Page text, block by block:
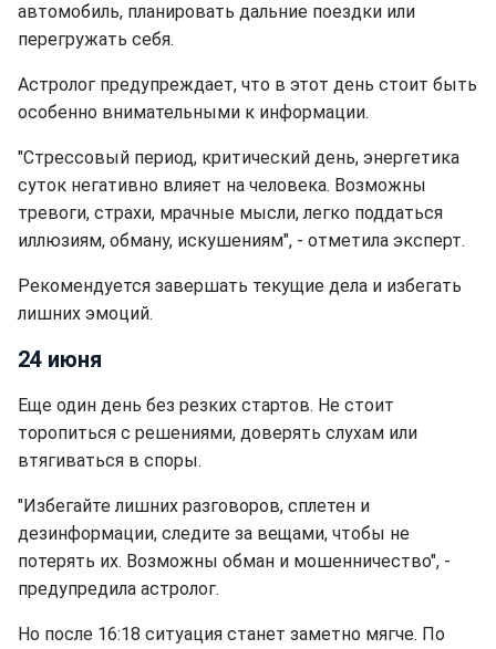
автомобиль, планировать дальние поездки или
перегружать себя.
Астролог предупреждает, что в этот день стоит быть
особенно внимательными к информации.
"Стрессовый период, критический день, энергетика
суток негативно влияет на человека. Возможны
тревоги, страхи, мрачные мысли, легко поддаться
иллюзиям, обману, искушениям", - отметила эксперт.
Рекомендуется завершать текущие дела и избегать
лишних эмоций.
24 июня
Еще один день без резких стартов. Не стоит
торопиться с решениями, доверять слухам или
втягиваться в споры.
"Избегайте лишних разговоров, сплетен и
дезинформации, следите за вещами, чтобы не
потерять их. Возможны обман и мошенничество", -
предупредила астролог.
Но после 16:18 ситуация станет заметно мягче. По